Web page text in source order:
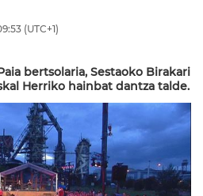
(UTC+1)
bertsolaria, Sestaoko Birakari
Herriko hainbat dantza talde.